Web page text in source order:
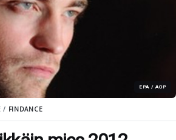
EPA / AOP
/ FINDANCE